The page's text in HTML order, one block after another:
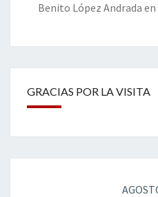
Benito López Andrada en
GRACIAS POR LA VISITA